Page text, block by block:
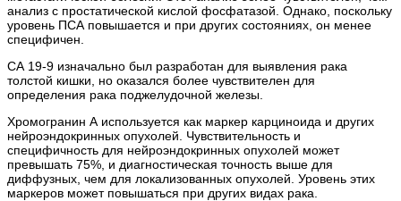
анализ с простатической кислой фосфатазой. Однако, поскольку
уровень ПСА повышается и при других состояниях, он менее
специфичен.
СА 19-9 изначально был разработан для выявления рака
толстой кишки, но оказался более чувствителен для
определения рака поджелудочной железы.
Хромогранин А используется как маркер карциноида и других
нейроэндокринных опухолей. Чувствительность и
специфичность для нейроэндокринных опухолей может
превышать 75%, и диагностическая точность выше для
диффузных, чем для локализованных опухолей. Уровень этих
маркеров может повышаться при других видах рака.